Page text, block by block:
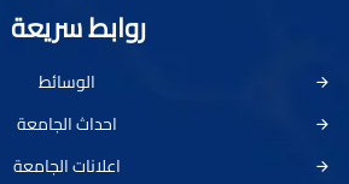
روابط سريعة
الوسائط
احداث الجامعة
اعلانات الجامعة